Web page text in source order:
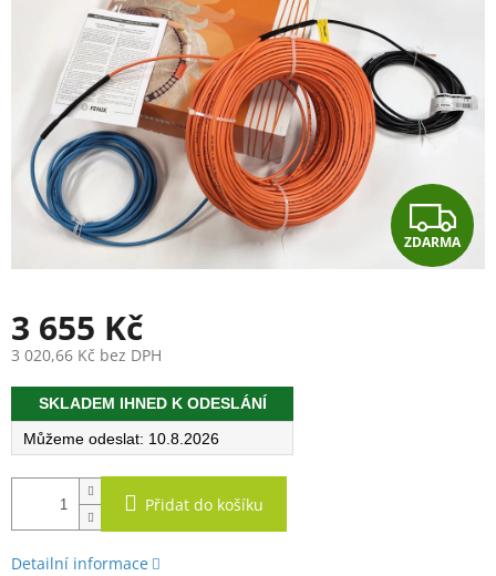
Z
D
ZDARMA
3 655 Kč
3 020,66 Kč bez DPH
Měrná
cena:SKLADEM IHNED K ODESLÁNÍ
10.8.2026
Přidat do košíku
Detailní informace